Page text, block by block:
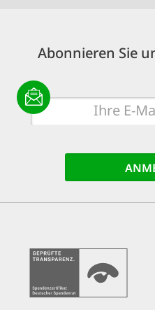
Abonnieren Sie